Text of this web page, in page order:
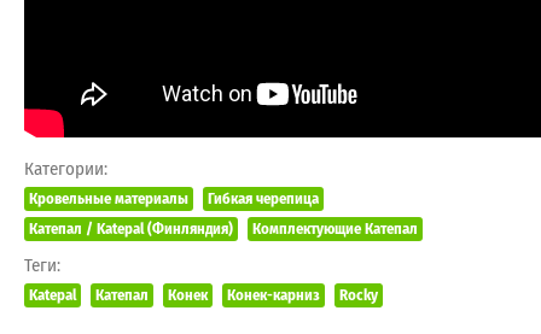
Категории:
Кровельные материалы
Гибкая черепица
Катепал / Katepal (Финляндия)
Комплектующие Катепал
Теги:
Katepal Катепал Конек Конек-карниз Rocky